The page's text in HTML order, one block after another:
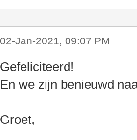
02-Jan-2021, 09:07 PM
Gefeliciteerd!
En we zijn benieuwd
Groet,